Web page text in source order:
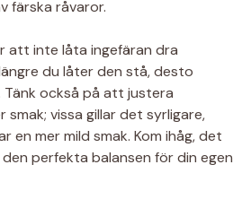
färska råvaror.
att inte låta ingefäran dra
du låter den stå, desto
Tänk också på att justera
vissa gillar det syrligare,
en mer mild smak. Kom ihåg, det
perfekta balansen för din egen